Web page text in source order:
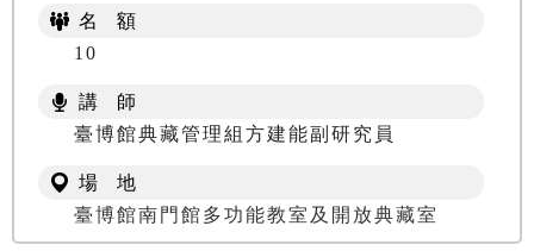
名 額
10
講 師
臺博館典藏管理組方建能副研究員
場 地
臺博館南門館多功能教室及開放典藏室